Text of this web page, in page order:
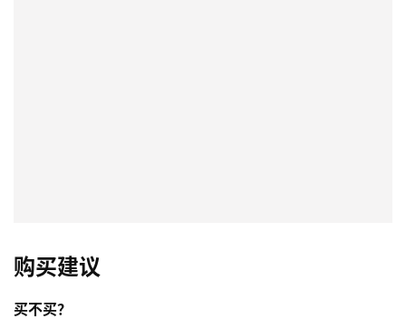
购买建议
买不买？